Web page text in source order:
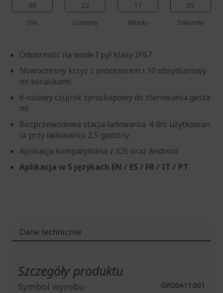
00
Dni
22
Godziny
11
Minuty
04
Sekundy
Odporność na wode I pył klasy IP67
Nowoczesny krzyż z procesorem i 10 obsydianowy
mi koralikami
6-osiowy czujnik żyroskopowy do sterowania gesta
mi
Bezprzewodowa stacja ładowania. 4 dni użytkowan
ia przy ładowaniu 2,5 godziny
Aplikacja kompatybilna z iOS oraz Android
Aplikacja w 5 językach EN / ES / FR / IT / PT
Dane techniczne
Szczegóły produktu
Symbol wyrobu GP.G0A11.001